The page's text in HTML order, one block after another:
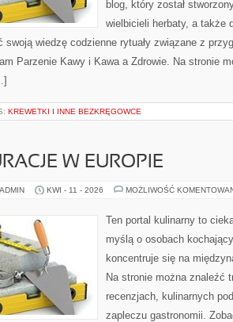
blog, który został
wielbicieli herbaty, a także
swoją wiedzę codzienne rytuały związane z
Parzenie Kawy i Kawa a Zdrowie. Na stronie
KREWETKI I INNE BEZKRĘGOWCE
W EUROPIE
KWI - 11 - 2026 MOŻLIWOŚĆ
Ten portal kulinarny to
myślą o osobach
koncentruje się na
Na stronie można znaleźć
recenzjach, kulinarnych
zapleczu gastronomii.